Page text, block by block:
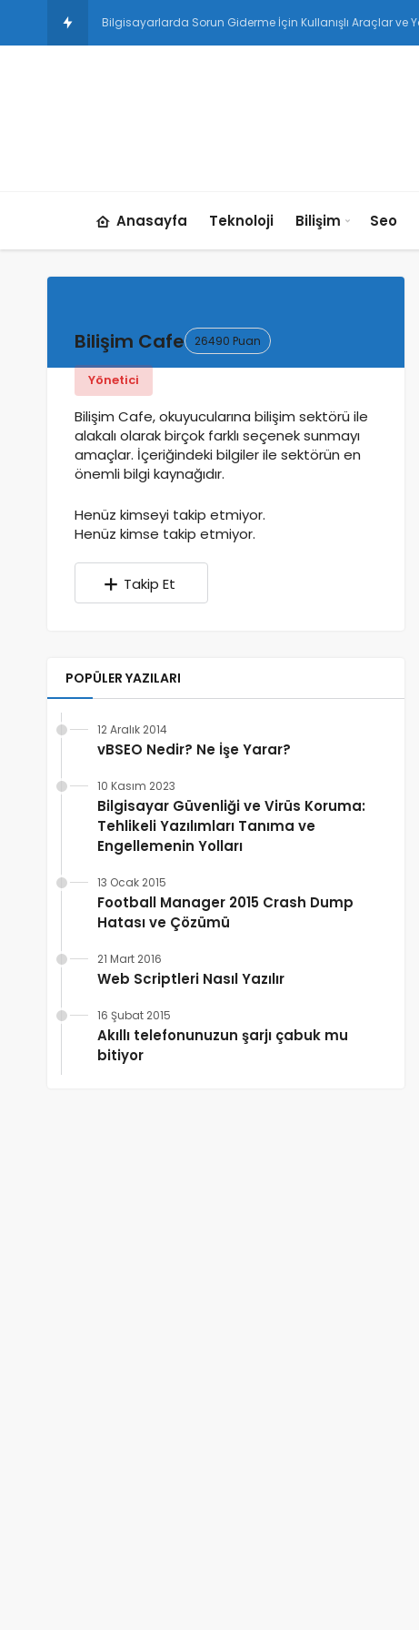
Instagram Reklam Trendleri: 202
Anasayfa Teknoloji Bilişim Seo
Bilişim Cafe 26490 Puan
Yönetici
Bilişim Cafe, okuyucularına bilişim sektörü ile
alakalı olarak birçok farklı seçenek sunmayı
amaçlar. İçeriğindeki bilgiler ile sektörün en
önemli bilgi kaynağıdır.
Henüz kimseyi takip etmiyor.
Henüz kimse takip etmiyor.
Takip Et
POPÜLER YAZILARI
vBSEO Nedir? Ne İşe Yarar?
12 Aralık 2014
Bilgisayar Güvenliği ve Virüs Koruma:
Tehlikeli Yazılımları Tanıma ve
Engellemenin Yolları
10 Kasım 2023
Football Manager 2015 Crash Dump
Hatası ve Çözümü
13 Ocak 2015
Web Scriptleri Nasıl Yazılır
21 Mart 2016
Akıllı telefonunuzun şarjı çabuk mu
bitiyor
16 Şubat 2015